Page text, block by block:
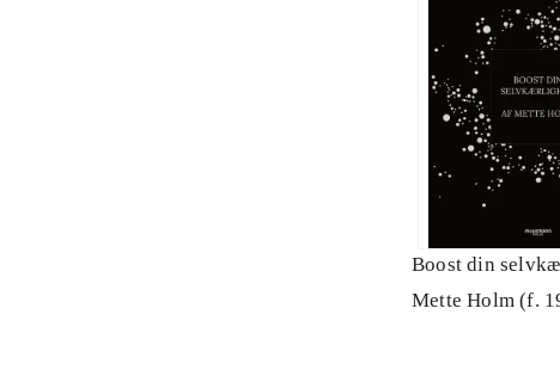
Boost din
Mette Holm (f.